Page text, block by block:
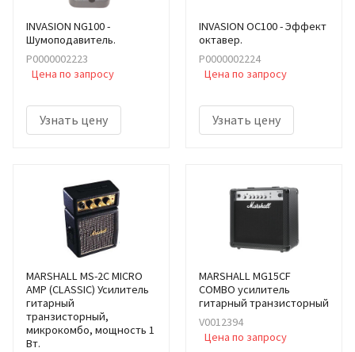
INVASION NG100 -
Шумоподавитель.
Р0000002223
Цена по запросу
Узнать цену
INVASION OC100 - Эффект
октавер.
Р0000002224
Цена по запросу
Узнать цену
MARSHALL MS-2C MICRO
AMP (CLASSIC) Усилитель
гитарный
транзисторный,
микрокомбо, мощность 1
Вт.
MARSHALL MG15CF
COMBO усилитель
гитарный транзисторный
V0012394
Цена по запросу